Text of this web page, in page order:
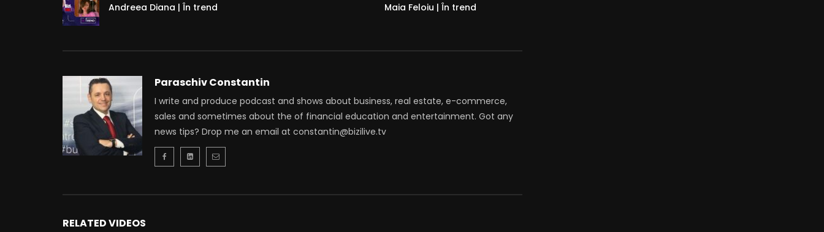
Andreea Diana | În trend Maia Feloiu | În trend
Paraschiv Constantin
I write and produce podcast and shows about business, real estate, e-commerce,
sales and sometimes about the of financial education and entertainment. Got any
news tips? Drop me an email at constantin@bizilive.tv
RELATED VIDEOS